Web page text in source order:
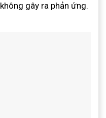
gây ra phản ứng.